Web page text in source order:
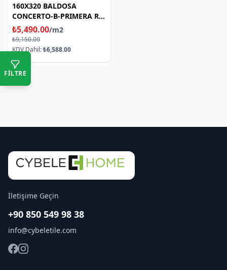
FİLTRE
160X320 BALDOSA
CONCERTO-B-PRIMERA RF
NATURAL
₺5,490.00/m2
₺9,150.00
KDV Dahil:₺6,588.00
İletişime Geçin
+90 850 549 98 38
info@cybeletile.com